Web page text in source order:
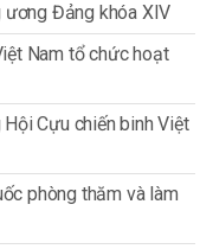
ương Đảng khóa XIV
Nam tổ chức hoạt
Cựu chiến binh Việt
phòng thăm và làm